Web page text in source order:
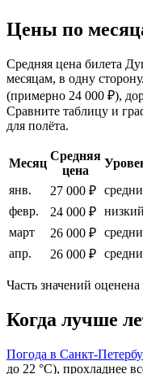
Цены по
Средняя цена билета
месяцам, в одну
(примерно 24 000 ₽),
Сравните таблицу и
для полёта.
Месяц
Средняя
цена
янв.
27 000 ₽
февр.
24 000 ₽ низкий
март
26 000 ₽
апр.
26 000 ₽
Часть значений
Когда лучше
Погода в Санкт-
до 22 °C), прохладнее